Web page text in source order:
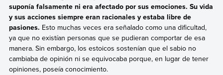
suponía falsamente ni era afectado por sus emociones. Su vida
y sus acciones siempre eran racionales y estaba libre de
pasiones. Esto muchas veces era señalado como una dificultad,
ya que no existían personas que se pudieran comportar de esa
manera. Sin embargo, los estoicos sostenían que el sabio no
cambiaba de opinión ni se equivocaba porque, en lugar de tener
opiniones, poseía conocimiento.